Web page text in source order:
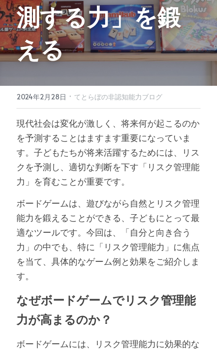
測する力」を鍛
える
2024年2月28日 · てとらぼの非認知能力ブログ
現代社会は変化が激しく、将来何が起こるのか
を予測することはますます重要になっていま
す。子どもたちが将来活躍するためには、リス
クを予測し、適切な判断を下す「リスク管理能
力」を育むことが重要です。
ボードゲームは、遊びながら自然とリスク管理
能力を鍛えることができる、子どもにとって最
適なツールです。今回は、「自分と向き合う
力」の中でも、特に「 リスク管理能力 」に焦点
を当て、具体的なゲーム例と効果をご紹介しま
す。
なぜボードゲームでリスク管理能
力が高まるのか？
ボードゲームには、リスク管理能力に効果的な